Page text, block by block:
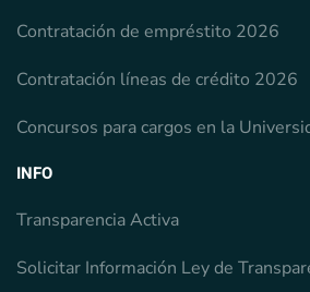
Contratación de empréstito 2026
Contratación líneas de crédito 2026
Concursos para cargos en la
INFO
Transparencia Activa
Solicitar Información Ley de